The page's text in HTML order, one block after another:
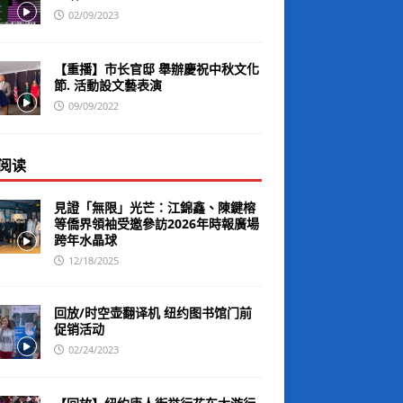
02/09/2023
【重播】市长官邸 舉辦慶祝中秋文化
節. 活動設文藝表演
09/09/2022
读
見證「無限」光芒：江錦鑫、陳鍵榕
等僑界領袖受邀參訪2026年時報廣場
跨年水晶球
12/18/2025
回放/时空壶翻译机 纽约图书馆门前
促销活动
02/24/2023